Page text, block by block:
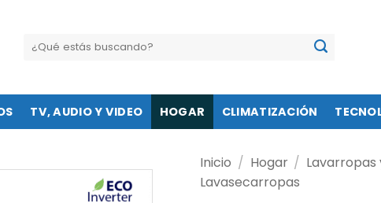
Buscar
por:
TV, AUDIO Y VIDEO HOGAR CLIMATIZACIÓN
Inicio / Hogar /
Lavasecarropas